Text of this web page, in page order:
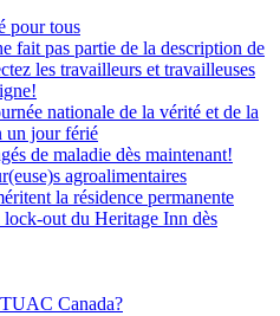
pour tous
fait pas partie de la description de
les travailleurs et travailleuses
nationale de la vérité et de la
un jour férié
de maladie dès maintenant!
agroalimentaires
la résidence permanente
out du Heritage Inn dès
Canada?